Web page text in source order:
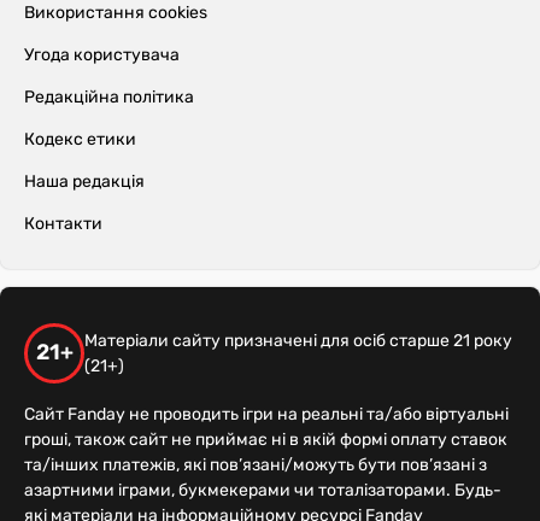
Використання cookies
Угода користувача
Редакційна політика
Кодекс етики
Наша редакція
Контакти
21+
Матеріали сайту призначені для осіб старше 21 року
(21+)
Сайт Fanday не проводить ігри на реальні та/або віртуальні
гроші, також сайт не приймає ні в якій формі оплату ставок
та/інших платежів, які пов’язані/можуть бути пов’язані з
азартними іграми, букмекерами чи тоталізаторами. Будь-
які матеріали на інформаційному ресурсі Fanday